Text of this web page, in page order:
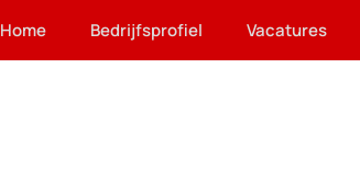
Home Bedrijfsprofiel Vacatures